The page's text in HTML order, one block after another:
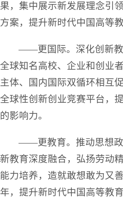
果，集中展示新发展理念引
方案，提升新时代中国高等
——更国际。深化创新
全球知名高校、企业和创业
主体、国内国际双循环相互
全球性创新创业竞赛平台，
的影响力。
——更教育。推动思想政
新教育深度融合，弘扬劳动
能力培养，造就敢想敢为又
年，提升新时代中国高等教